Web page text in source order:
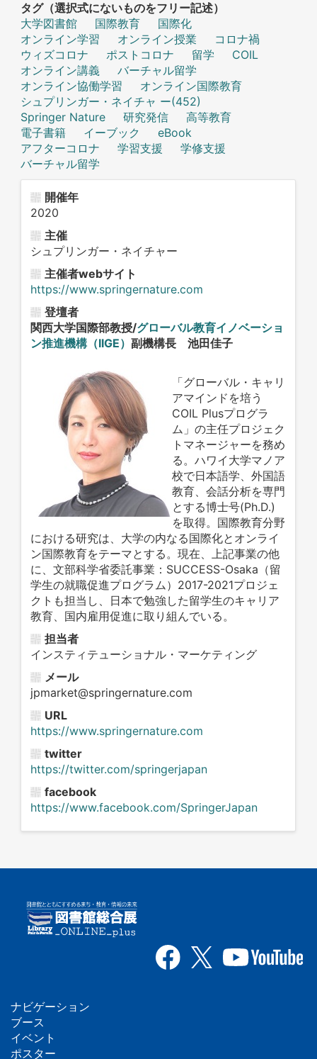
タグ（選択式にないものをフリー記述）
大学図書館
国際教育
国際化
オンライン学習
オンライン授業
コロナ禍
ウィズコロナ
ポストコロナ 留学
COIL
オンライン講義
バーチャル留学
オンライン協働学習
オンライン国際教育
シュプリンガー・ネイチャ ー(452)
Springer Nature
研究発信
高等教育
電子書籍
イーブック
eBook
アフターコロナ
学習支援
学修支援
バーチャル留学
開催年
2020
主催
シュプリンガー・ネイチャー
主催者webサイト
https://www.springernature.com
登壇者
関西大学国際部教授/グローバル教育イノベーショ
ン推進機構（IIGE） 副機構長 池田佳子
「グローバル・キャリ
アマインドを培う
COIL Plusプログラ
ム」の主任プロジェク
トマネージャーを務め
る。ハワイ大学マノア
校で日本語学、外国語
教育、会話分析を専門
とする博士号(Ph.D.)
を取得。国際教育分野
における研究は、大学の内なる国際化とオンライ
ン国際教育をテーマとする。現在、上記事業の他
に、文部科学省委託事業： SUCCESS-Osaka （留
学生の就職促進プログラム） 2017-2021プロジェ
クトも担当し、日本で勉強した留学生のキャリア
教育、国内雇用促進に取り組んでいる。
担当者
インスティテューショナル・マーケティング
メール
jpmarket@springernature.com
URL
https://www.springernature.com
twitter
https://twitter.com/springerjapan
facebook
https://www.facebook.com/SpringerJapan
フ
ナビゲーション
ブース
イベント
ポスター